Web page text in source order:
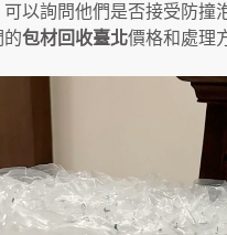
以詢問他們是否接受防撞
的包材回收臺北價格和處理